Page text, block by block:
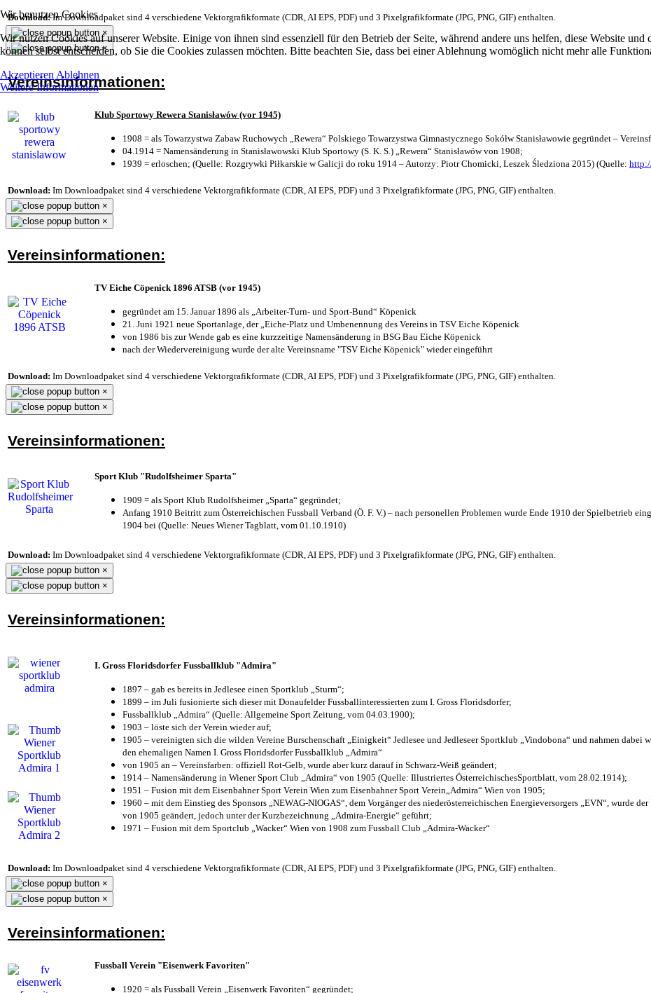
Wir benutzen Cookies
Wir nutzen Cookies auf unserer Website. Einige von ihnen sind essenziell für den Betrieb der Seite, während andere uns helfen, diese Website
können selbst entscheiden, ob Sie die Cookies zulassen möchten. Bitte beachten Sie, dass bei einer Ablehnung womöglich nicht mehr alle
Akzeptieren Ablehnen
Weitere Informationen
Download:Im Downloadpaket sind 4 verschiedene Vektorgrafikformate (CDR, AI EPS, PDF) und 3 Pixelgrafikformate (JPG, PNG, GIF) enthalten.
×
×
Vereinsinformationen:
Klub Sportowy Rewera Stanisławów (vor 1945)
1908 = als Towarzystwa Zabaw Ruchowych „Rewera“ Polskiego Towarzystwa Gimnastycznego Sokółw Stanisławowie gegründet –
04.1914 = Namensänderung in Stanisławowski Klub Sportowy (S. K. S.) „Rewera“ Stanisławów von 1908;
1939 = erloschen; (Quelle: Rozgrywki Piłkarskie w Galicji do roku 1914 – Autorzy: Piotr Chomicki, Leszek Śledziona 2015) (Quelle:
Download: Im Downloadpaket sind 4 verschiedene Vektorgrafikformate (CDR, AI EPS, PDF) und 3 Pixelgrafikformate (JPG, PNG, GIF) enthalten.
×
×
Vereinsinformationen:
TV Eiche Cöpenick 1896 ATSB (vor 1945)
gegründet am 15. Januar 1896 als „Arbeiter-Turn- und Sport-Bund“ Köpenick
21. Juni 1921 neue Sportanlage, der „Eiche-Platz und Umbenennung des Vereins in TSV Eiche Köpenick
von 1986 bis zur Wende gab es eine kurzzeitige Namensänderung in BSG Bau Eiche Köpenick
nach der Wiedervereinigung wurde der alte Vereinsname "TSV Eiche Köpenick" wieder eingeführt
Download: Im Downloadpaket sind 4 verschiedene Vektorgrafikformate (CDR, AI EPS, PDF) und 3 Pixelgrafikformate (JPG, PNG, GIF) enthalten.
×
×
Vereinsinformationen:
Sport Klub "Rudolfsheimer Sparta"
1909 = als Sport Klub Rudolfsheimer „Sparta“ gegründet;
Anfang 1910 Beitritt zum Österreichischen Fussball Verband (Ö. F. V.) – nach personellen Problemen wurde Ende 1910 der Spielbetrieb
1904 bei (Quelle: Neues Wiener Tagblatt, vom 01.10.1910)
Download: Im Downloadpaket sind 4 verschiedene Vektorgrafikformate (CDR, AI EPS, PDF) und 3 Pixelgrafikformate (JPG, PNG, GIF) enthalten.
×
×
Vereinsinformationen:
I. Gross Floridsdorfer Fussballklub "Admira"
1897 – gab es bereits in Jedlesee einen Sportklub „Sturm“;
1899 – im Juli fusionierte sich dieser mit Donaufelder Fussballinteressierten zum I. Gross Floridsdorfer;
Fussballklub „Admira“ (Quelle: Allgemeine Sport Zeitung, vom 04.03.1900);
1903 – löste sich der Verein wieder auf;
1905 – vereinigten sich die wilden Vereine Burschenschaft „Einigkeit“ Jedlesee und Jedleseer Sportklub „Vindobona“ und nahmen dabei
den ehemaligen Namen I. Gross Floridsdorfer Fussballklub „Admira“
von 1905 an – Vereinsfarben: offiziell Rot-Gelb, wurde aber kurz darauf in Schwarz-Weiß geändert;
1914 – Namensänderung in Wiener Sport Club „Admira“ von 1905 (Quelle: Illustriertes ÖsterreichischesSportblatt, vom 28.02.1914);
1951 – Fusion mit dem Eisenbahner Sport Verein Wien zum Eisenbahner Sport Verein„Admira“ Wien von 1905;
1960 – mit dem Einstieg des Sponsors „NEWAG-NIOGAS“, dem Vorgänger des niederösterreichischen Energieversorgers „EVN“, wurde
von 1905 geändert, jedoch unter der Kurzbezeichnung „Admira-Energie“ geführt;
1971 – Fusion mit dem Sportclub „Wacker“ Wien von 1908 zum Fussball Club „Admira-Wacker“
Download: Im Downloadpaket sind 4 verschiedene Vektorgrafikformate (CDR, AI EPS, PDF) und 3 Pixelgrafikformate (JPG, PNG, GIF) enthalten.
×
×
Vereinsinformationen:
Fussball Verein "Eisenwerk Favoriten"
1920 = als Fussball Verein „Eisenwerk Favoriten“ gegründet;